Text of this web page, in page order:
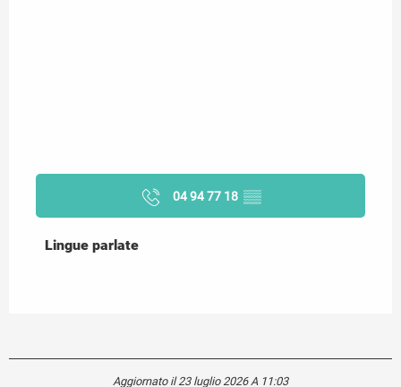
04 94 77 18 ▒▒
Lingue parlate
Lingue parlate
Aggiornato il 23 luglio 2026 A 11:03